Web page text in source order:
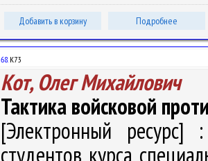
Добавить в корзину Подробнее
68.К73
Кот, Олег Михайлович
Тактика войсковой
[Электронный ресурс]
студентов курса